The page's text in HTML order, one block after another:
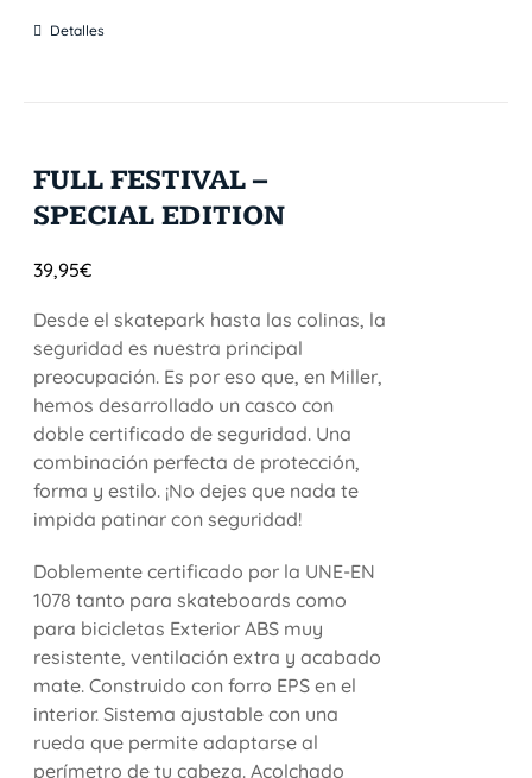
Detalles
FULL FESTIVAL –
SPECIAL EDITION
39,95€
Desde el skatepark hasta las colinas, la
seguridad es nuestra principal
preocupación. Es por eso que, en Miller,
hemos desarrollado un casco con
doble certificado de seguridad. Una
combinación perfecta de protección,
forma y estilo. ¡No dejes que nada te
impida patinar con seguridad!
Doblemente certificado por la UNE-EN
1078 tanto para skateboards como
para bicicletas Exterior ABS muy
resistente, ventilación extra y acabado
mate. Construido con forro EPS en el
interior. Sistema ajustable con una
rueda que permite adaptarse al
perímetro de tu cabeza. Acolchado